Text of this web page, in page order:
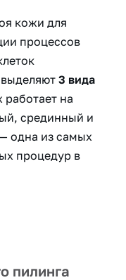
кожи для
процессов
3 вида
на
срединный и
одна из самых
процедур в
пилинга